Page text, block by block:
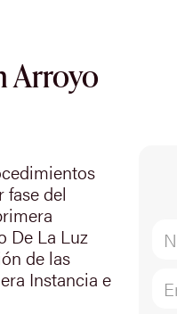
Arroyo
fase del
De La Luz
de las
Instancia e